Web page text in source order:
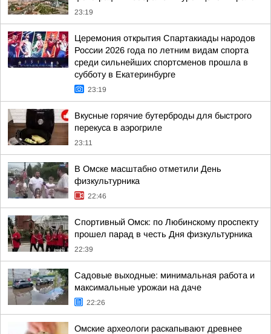
23:19
Церемония открытия Спартакиады народов
России 2026 года по летним видам спорта
среди сильнейших спортсменов прошла в
субботу в Екатеринбурге
23:19
Вкусные горячие бутерброды для быстрого
перекуса в аэрогриле
23:11
В Омске масштабно отметили День
физкультурника
22:46
Спортивный Омск: по Любинскому проспекту
прошел парад в честь Дня физкультурника
22:39
Садовые выходные: минимальная работа и
максимальные урожаи на даче
22:26
Омские археологи раскапывают древнее